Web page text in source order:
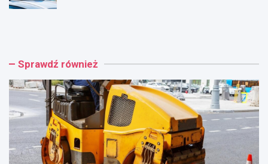
W
a
i
w
e
s
t
u
B
a
n
m
a
m
m
o
Sprawdź również